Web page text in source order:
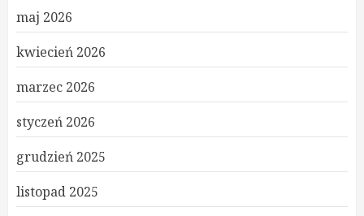
maj 2026
kwiecień 2026
marzec 2026
styczeń 2026
grudzień 2025
listopad 2025